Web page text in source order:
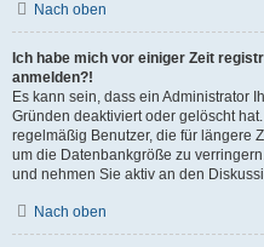
Nach oben
Ich habe mich vor einiger Zeit
anmelden?!
Es kann sein, dass ein Administrator
Gründen deaktiviert oder gelöscht
regelmäßig Benutzer, die für längere
um die Datenbankgröße zu
und nehmen Sie aktiv an den
Nach oben